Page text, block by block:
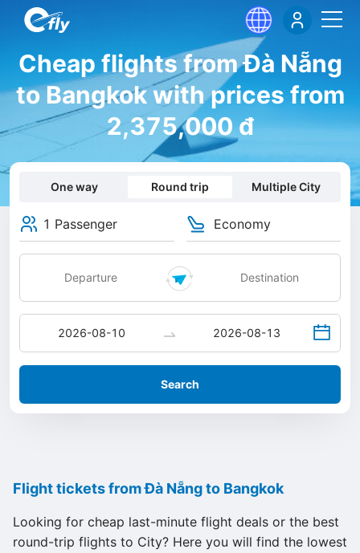
Cheap flights from Đà Nẵng
to Bangkok with prices from
2,375,000 đ
One way Round trip Multiple City
1 Passenger Economy
Search
Flight tickets from Đà Nẵng to Bangkok
Looking for cheap last-minute flight deals or the best
round-trip flights to City? Here you will find the lowest